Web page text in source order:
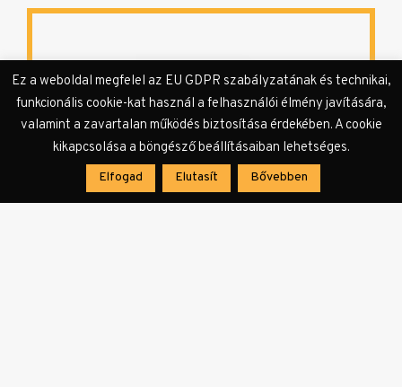
KULTer.hu Hír
Ez a weboldal megfelel az EU GDPR szabályzatának és technikai,
funkcionális cookie-kat használ a felhasználói élmény javítására,
valamint a zavartalan működés biztosítása érdekében. A cookie
kikapcsolása a böngésző beállításaiban lehetséges.
Elfogad Elutasít Bővebben